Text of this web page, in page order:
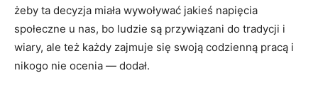
żeby ta decyzja miała wywoływać jakieś napięcia
społeczne u nas, bo ludzie są przywiązani do tradycji i
wiary, ale też każdy zajmuje się swoją codzienną pracą i
nikogo nie ocenia — dodał.